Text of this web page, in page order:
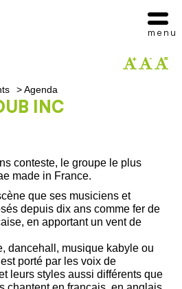
>Agenda
INC
conteste, le groupe le plus
made in France.
que ses musiciens et
depuis dix ans comme fer de
en apportant un vent de
dancehall, musique kabyle ou
porté par les voix de
leurs styles aussi différents que
menu